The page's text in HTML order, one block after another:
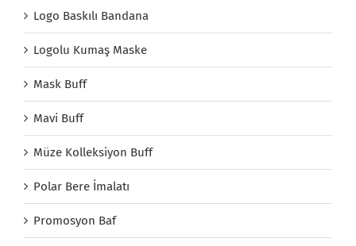
Logo Baskılı Bandana
Logolu Kumaş Maske
Mask Buff
Mavi Buff
Müze Kolleksiyon Buff
Polar Bere İmalatı
Promosyon Baf